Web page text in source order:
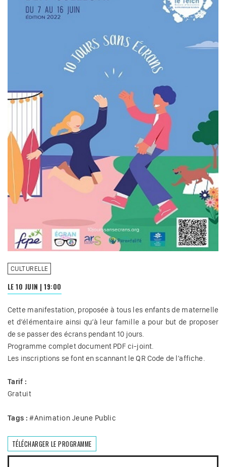
CULTURELLE
LE 10 JUIN |19:00
Cette manifestation, proposée à tous les enfants de maternelle
et d’élémentaire ainsi qu’à leur famille a pour but de proposer
de se passer des écrans pendant 10 jours.
Programme complet document PDF ci-joint.
Les inscriptions se font en scannant le QR Code de l’affiche.
Tarif :
Gratuit
Tags : #Animation Jeune Public
TÉLÉCHARGER LE PROGRAMME